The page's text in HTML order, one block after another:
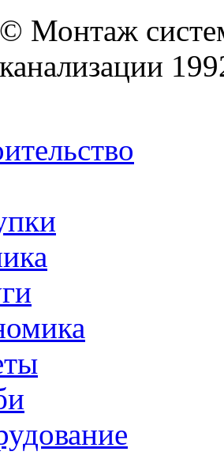
© Монтаж
канализации